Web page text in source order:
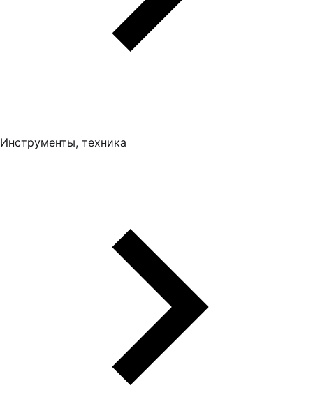
Инструменты, техника